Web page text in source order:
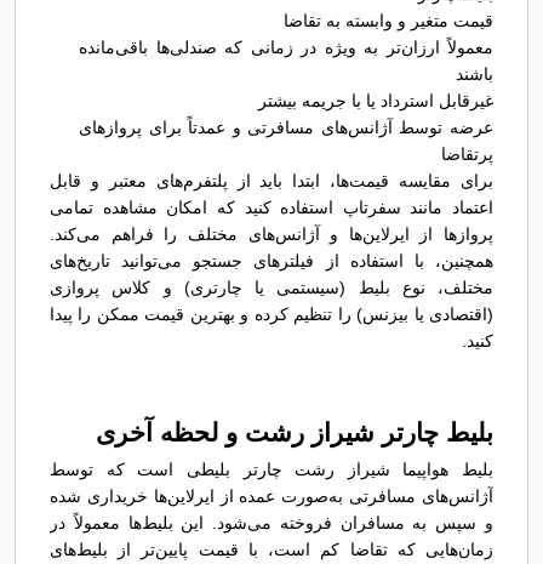
قیمت متغیر و وابسته به تقاضا
معمولاً ارزان‌تر به ویژه در زمانی که صندلی‌ها باقی‌مانده
باشند
غیرقابل استرداد یا با جریمه بیشتر
عرضه توسط آژانس‌های مسافرتی و عمدتاً برای پروازهای
پرتقاضا
برای مقایسه قیمت‌ها، ابتدا باید از پلتفرم‌های معتبر و قابل
اعتماد مانند سفرتاپ استفاده کنید که امکان مشاهده تمامی
پروازها از ایرلاین‌ها و آژانس‌های مختلف را فراهم می‌کند.
همچنین، با استفاده از فیلترهای جستجو می‌توانید تاریخ‌های
مختلف، نوع بلیط (سیستمی یا چارتری) و کلاس پروازی
(اقتصادی یا بیزنس) را تنظیم کرده و بهترین قیمت ممکن را پیدا
کنید.
بلیط چارتر شیراز رشت و لحظه آخری
بلیط هواپیما شیراز رشت چارتر بلیطی است که توسط
آژانس‌های مسافرتی به‌صورت عمده از ایرلاین‌ها خریداری شده
و سپس به مسافران فروخته می‌شود. این بلیط‌ها معمولاً در
زمان‌هایی که تقاضا کم است، با قیمت پایین‌تر از بلیط‌های